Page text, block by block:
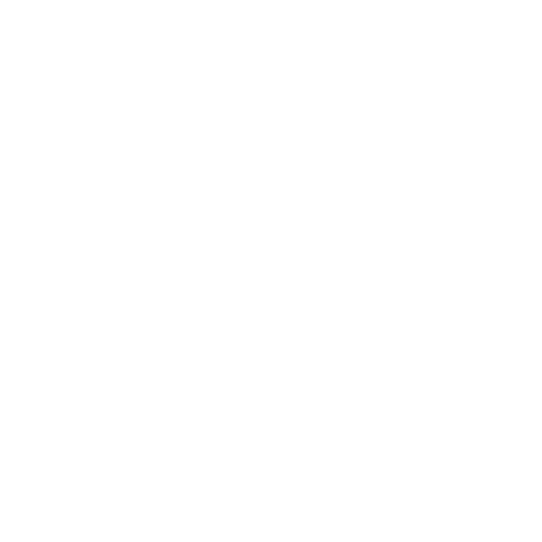
às equações de compatibilidade, e se deduz o
a abrangência dessas equações. O Estado Plano
as simplificações das várias equações deduzidas
das taxas de variações das distintas variedades e a